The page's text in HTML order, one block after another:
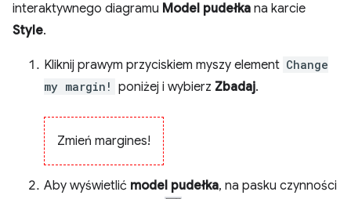
interaktywnego diagramu Model pudełka na karcie
Style.
Kliknij prawym przyciskiem myszy element Change
my margin! poniżej i wybierz Zbadaj.
Zmień margines!
Aby wyświetlić model pudełka, na pasku czynności